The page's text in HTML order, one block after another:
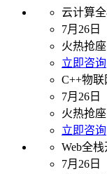
云计算
7月26日
火热抢
立即咨询
C++物
7月26日
火热抢
立即咨询
Web全栈
7月26日